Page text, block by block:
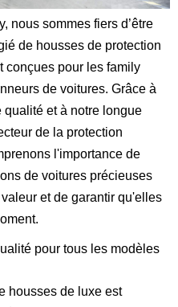
nous sommes fiers d’être
de housses de protection
conçues pour les family
de voitures. Grâce à
qualité et à notre longue
de la protection
l'importance de
de voitures précieuses
et de garantir qu'elles
pour tous les modèles
housses de luxe est